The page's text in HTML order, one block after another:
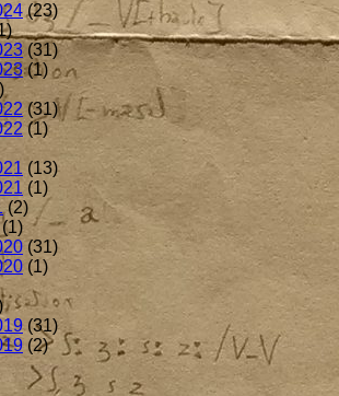
(23)
(31)
(1)
(31)
(1)
(13)
(1)
(2)
(1)
(31)
(1)
(31)
(2)